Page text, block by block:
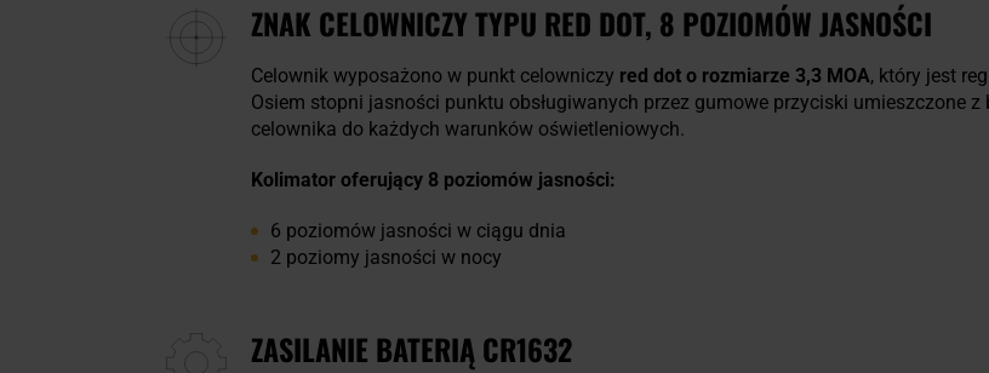
ZNAK CELOWNICZY TYPU RED DOT, 8 POZIOMÓW JASNOŚCI
Celownik wyposażono w punkt celowniczy red dot o rozmiarze 3,3 MOA, który jest
Osiem stopni jasności punktu obsługiwanych przez gumowe przyciski umieszczone
celownika do każdych warunków oświetleniowych.
Kolimator oferujący 8 poziomów jasności:
6 poziomów jasności w ciągu dnia
2 poziomy jasności w nocy
ZASILANIE BATERIĄ CR1632